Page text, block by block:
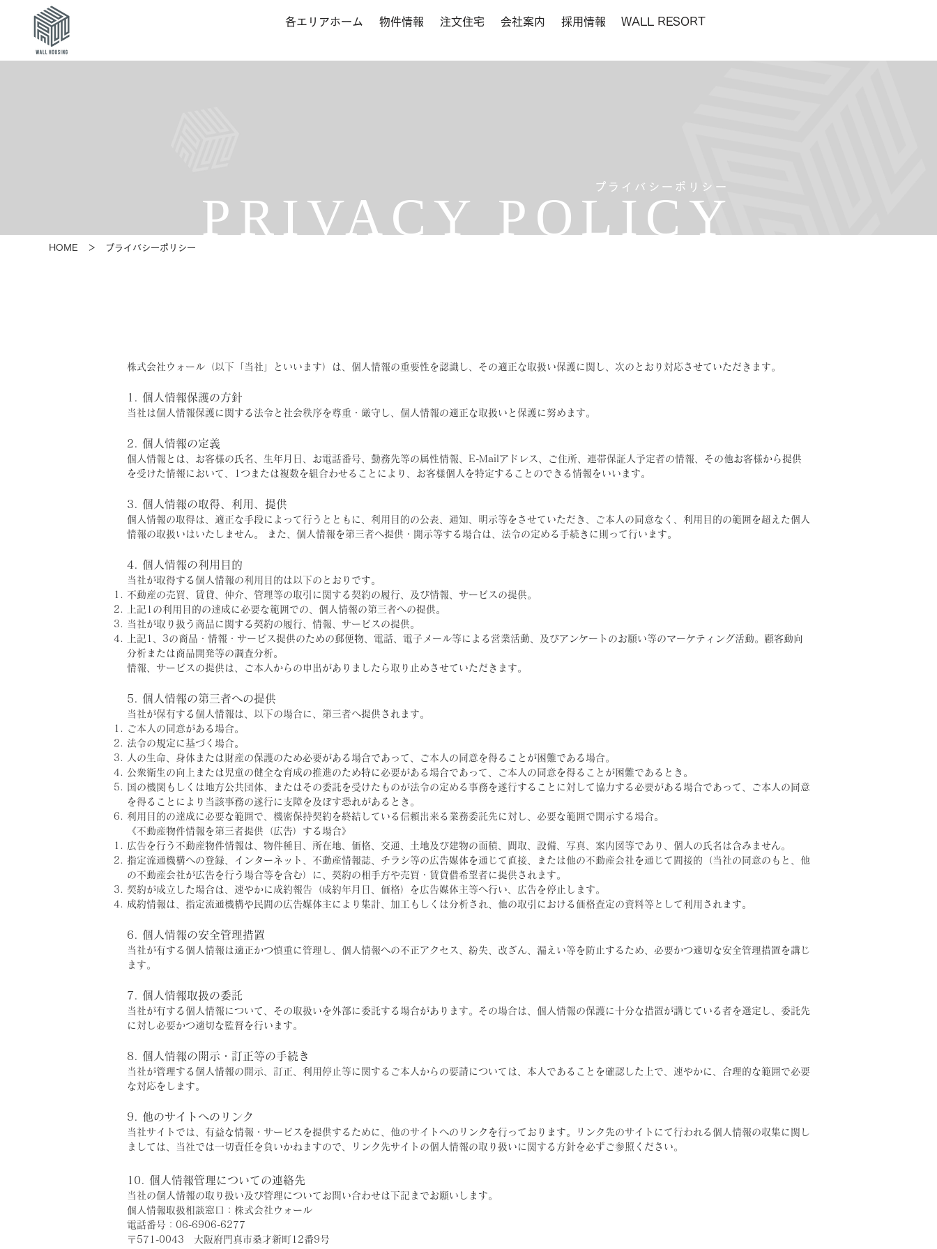
各エリアホーム 物件情報 注文住宅 会社案内 採用情報 WALL RESORT
PRIVACY POLICY
プライバシーポリシー
HOME ＞ プライバシーポリシー
株式会社ウォール（以下「当社」といいます）は、個人情報の重要性を認識し、その適正な取扱い保護に関し、次のとおり対応させていただきます。
1. 個人情報保護の方針
当社は個人情報保護に関する法令と社会秩序を尊重・厳守し、個人情報の適正な取扱いと保護に努めます。
2. 個人情報の定義
個人情報とは、お客様の氏名、生年月日、お電話番号、勤務先等の属性情報、E-Mailアドレス、ご住所、連帯保証人予定者の情報、その他お客様から提供
を受けた情報において、1つまたは複数を組合わせることにより、お客様個人を特定することのできる情報をいいます。
3. 個人情報の取得、利用、提供
個人情報の取得は、適正な手段によって行うとともに、利用目的の公表、通知、明示等をさせていただき、ご本人の同意なく、利用目的の範囲を超えた個人
情報の取扱いはいたしません。 また、個人情報を第三者へ提供・開示等する場合は、法令の定める手続きに則って行います。
4. 個人情報の利用目的
当社が取得する個人情報の利用目的は以下のとおりです。
不動産の売買、賃貸、仲介、管理等の取引に関する契約の履行、及び情報、サービスの提供。
上記1の利用目的の達成に必要な範囲での、個人情報の第三者への提供。
当社が取り扱う商品に関する契約の履行、情報、サービスの提供。
上記1、3の商品・情報・サービス提供のための郵便物、電話、電子メール等による営業活動、及びアンケートのお願い等のマーケティング活動。顧客動向
分析または商品開発等の調査分析。
情報、サービスの提供は、ご本人からの申出がありましたら取り止めさせていただきます。
5. 個人情報の第三者への提供
当社が保有する個人情報は、以下の場合に、第三者へ提供されます。
ご本人の同意がある場合。
法令の規定に基づく場合。
人の生命、身体または財産の保護のため必要がある場合であって、ご本人の同意を得ることが困難である場合。
公衆衛生の向上または児童の健全な育成の推進のため特に必要がある場合であって、ご本人の同意を得ることが困難であるとき。
国の機関もしくは地方公共団体、またはその委託を受けたものが法令の定める事務を遂行することに対して協力する必要がある場合であって、ご本人の同意
を得ることにより当該事務の遂行に支障を及ぼす恐れがあるとき。
利用目的の達成に必要な範囲で、機密保持契約を終結している信頼出来る業務委託先に対し、必要な範囲で開示する場合。
《不動産物件情報を第三者提供（広告）する場合》
広告を行う不動産物件情報は、物件種目、所在地、価格、交通、土地及び建物の面積、間取、設備、写真、案内図等であり、個人の氏名は含みません。
指定流通機構への登録、インターネット、不動産情報誌、チラシ等の広告媒体を通じて直接、または他の不動産会社を通じて間接的（当社の同意のもと、他
の不動産会社が広告を行う場合等を含む）に、契約の相手方や売買・賃貸借希望者に提供されます。
契約が成立した場合は、速やかに成約報告（成約年月日、価格）を広告媒体主等へ行い、広告を停止します。
成約情報は、指定流通機構や民間の広告媒体主により集計、加工もしくは分析され、他の取引における価格査定の資料等として利用されます。
6. 個人情報の安全管理措置
当社が有する個人情報は適正かつ慎重に管理し、個人情報への不正アクセス、紛失、改ざん、漏えい等を防止するため、必要かつ適切な安全管理措置を講じ
ます。
7. 個人情報取扱の委託
当社が有する個人情報について、その取扱いを外部に委託する場合があります。その場合は、個人情報の保護に十分な措置が講じている者を選定し、委託先
に対し必要かつ適切な監督を行います。
8. 個人情報の開示・訂正等の手続き
当社が管理する個人情報の開示、訂正、利用停止等に関するご本人からの要請については、本人であることを確認した上で、速やかに、合理的な範囲で必要
な対応をします。
9. 他のサイトへのリンク
当社サイトでは、有益な情報・サービスを提供するために、他のサイトへのリンクを行っております。リンク先のサイトにて行われる個人情報の収集に関し
ましては、当社では一切責任を負いかねますので、リンク先サイトの個人情報の取り扱いに関する方針を必ずご参照ください。
10. 個人情報管理についての連絡先
当社の個人情報の取り扱い及び管理についてお問い合わせは下記までお願いします。
個人情報取扱相談窓口：株式会社ウォール
電話番号：06-6906-6277
〒571-0043 大阪府門真市桑才新町12番9号